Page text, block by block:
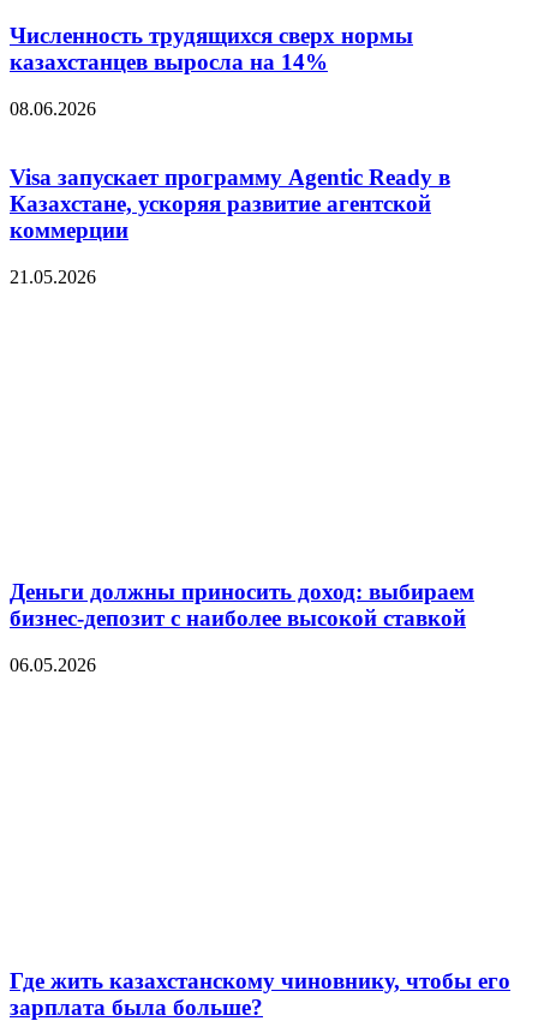
Численность трудящихся сверх нормы
казахстанцев выросла на 14%
08.06.2026
Visa запускает программу Agentic Ready в
Казахстане, ускоряя развитие агентской
коммерции
21.05.2026
Деньги должны приносить доход: выбираем
бизнес-депозит с наиболее высокой ставкой
06.05.2026
Где жить казахстанскому чиновнику, чтобы его
зарплата была больше?